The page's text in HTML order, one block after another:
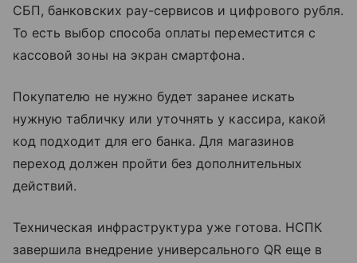
СБП, банковских pay-сервисов и цифрового рубля.
То есть выбор способа оплаты переместится с
кассовой зоны на экран смартфона.
Покупателю не нужно будет заранее искать
нужную табличку или уточнять у кассира, какой
код подходит для его банка. Для магазинов
переход должен пройти без дополнительных
действий.
Техническая инфраструктура уже готова. НСПК
завершила внедрение универсального QR еще в